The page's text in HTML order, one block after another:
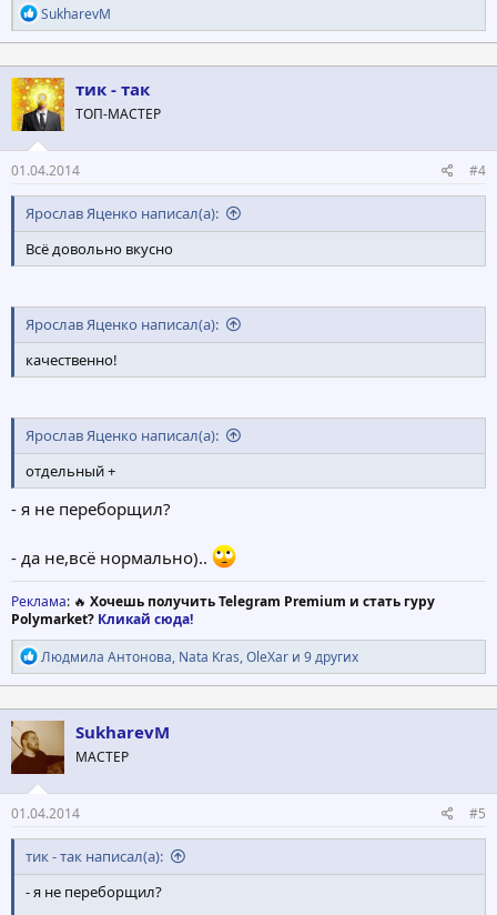
Р
е
а
к
ц
и
и
:
SukharevM
тик - так
ТОП-МАСТЕР
01.04.2014 #4
Ярослав Яценко написал(а):
Всё довольно вкусно
Ярослав Яценко написал(а):
качественно!
Ярослав Яценко написал(а):
отдельный +
- я не переборщил?
- да не,всё нормально)..
Реклама: 🔥 Хочешь получить Telegram Premium и стать гуру
Polymarket? Кликай сюда!
Р
е
а
к
ц
и
:
Людмила Антонова, Nata Kras,OleXar и 9 других
SukharevM
МАСТЕР
01.04.2014 #5
тик - так написал(а):
- я не переборщил?